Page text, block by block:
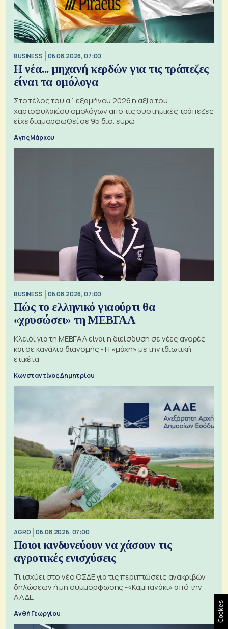
BUSINESS 06.08.2026, 07:00
Η νέα... μηχανή κερδών για τις τράπεζες
είναι τα ομόλογα
Στο τέλος του α΄ εξαμήνου 2026 η αξία του
χαρτοφυλακίου ομολόγων από τις συστημικές τράπεζες
είχε διαμορφωθεί σε 95 δισ. ευρώ
Αγης Μάρκου
BUSINESS 06.08.2026, 07:00
Πώς το ελληνικό γιαούρτι θα
«χρυσώσει» τη ΜΕΒΓΑΛ
Κλειδί για τη ΜΕΒΓΑΛ είναι η διείσδυση σε νέες αγορές
και σε κανάλια διανομής - Η «μάχη» με την ιδιωτική
ετικέτα
Κωνσταντίνος Δημητρίου
AGRO 06.08.2026, 07:00
Ποιοι κινδυνεύουν να χάσουν τις
αγροτικές ενισχύσεις
Τι ισχύει στο νέο ΟΣΔΕ για τις περιπτώσεις ανακριβών
δηλώσεων ή μη συμμόρφωσης -«Καμπανάκι» από την
ΑΑΔΕ
Ανθή Γεωργίου Cookies